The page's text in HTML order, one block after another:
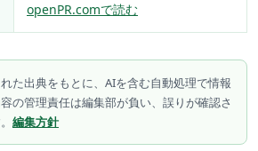
openPR.comで読む
た出典をもとに、AIを含む自動処理で情報
の管理責任は編集部が負い、誤りが確認さ
編集方針